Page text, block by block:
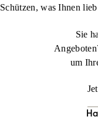
organisiert ist.
Jetzt
Schützen, was Ihnen
Sie
um